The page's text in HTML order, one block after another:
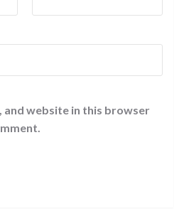
and website in this browser